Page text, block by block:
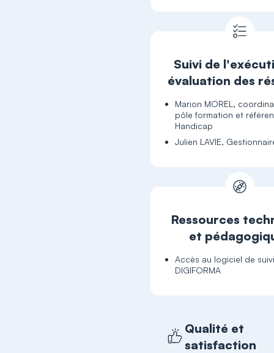
Suivi de
évaluation des
Marion MOREL,
pôle formation et
Julien LAVIE,
Ressources
et
Accès au logiciel de
DIGIFORMA
Qualité et
satisfaction